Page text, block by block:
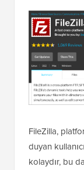
FileZilla,
duyan
kolaydır, bu